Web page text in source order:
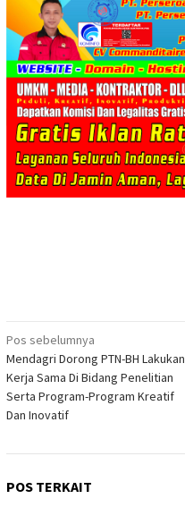
Navigasi
pos
Pos sebelumnya
Mendagri Dorong PTN-BH Lakukan
Kerja Sama Di Bidang Penelitian
Serta Program-Program Kreatif
Dan Inovatif
POS TERKAIT